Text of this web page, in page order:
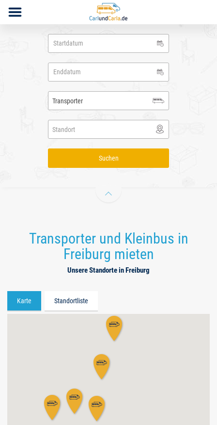
Transporter
Standort
Transporter und Kleinbus in
Freiburg mieten
Unsere Standorte in Freiburg
Karte Standortliste